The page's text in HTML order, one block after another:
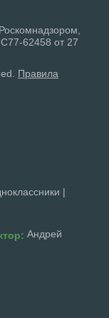
62458 от 27
Правила
|
Андрей